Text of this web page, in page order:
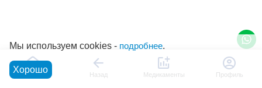
Главная Назад Медикаменты Профиль
Мы используем cookies - подробнее.
Хорошо